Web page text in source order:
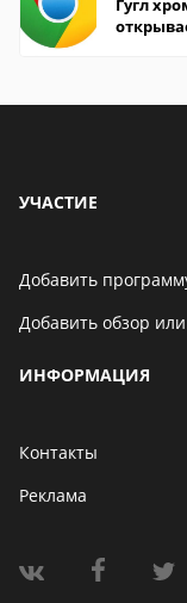
Гугл
УЧАСТИЕ
Добавить
Добавить обзор
ИНФОРМАЦИЯ
Контакты
Реклама